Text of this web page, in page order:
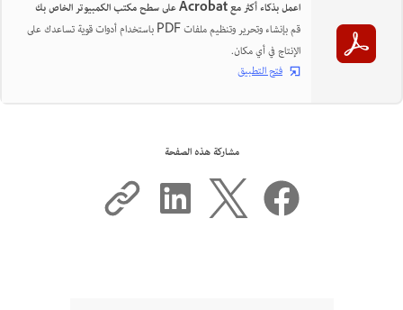
اعمل بذكاء أكثر مع Acrobat على سطح مكتب الكمبيوتر الخاص بك
قم بإنشاء وتحرير وتنظيم ملفات PDF باستخدام أدوات قوية تساعدك على
الإنتاج في أي مكان.
فتح التطبيق
مشاركة هذه الصفحة